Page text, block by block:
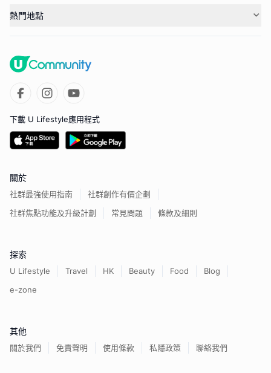
熱門地點
下載 U Lifestyle應用程式
關於
社群最強使用指南
社群創作有價企劃
社群焦點功能及升級計劃
常見問題 條款及細則
探索
U Lifestyle Travel HK Beauty Food
Blog
e-zone
其他
關於我們 免責聲明 使用條款 私隱政策 聯絡我們